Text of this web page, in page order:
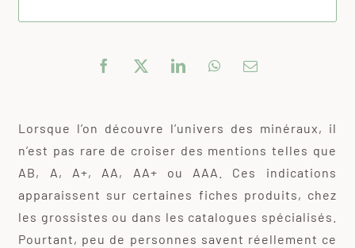
Lorsque l’on découvre l’univers des minéraux, il
n’est pas rare de croiser des mentions telles que
AB, A, A+, AA, AA+ ou AAA. Ces indications
apparaissent sur certaines fiches produits, chez
les grossistes ou dans les catalogues spécialisés.
Pourtant, peu de personnes savent réellement ce